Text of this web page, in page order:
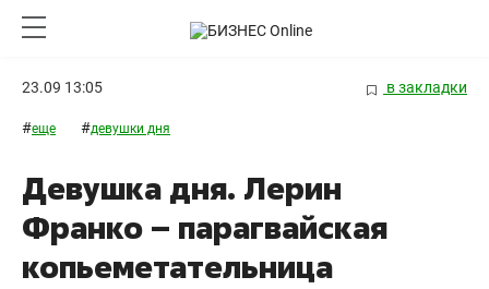
23.09 13:05 в закладки
#еще #девушки дня
Девушка дня. Лерин
Франко – парагвайская
копьеметательница